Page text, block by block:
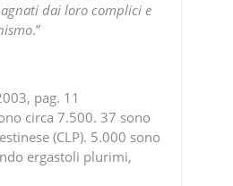
dai loro complici e
.”
pag. 11
circa 7.500. 37 sono
(CLP). 5.000 sono
ergastoli plurimi,